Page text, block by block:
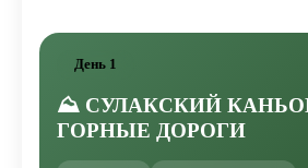
День 1
⛰️ СУЛАКСКИЙ
ГОРНЫЕ ДОРОГИ